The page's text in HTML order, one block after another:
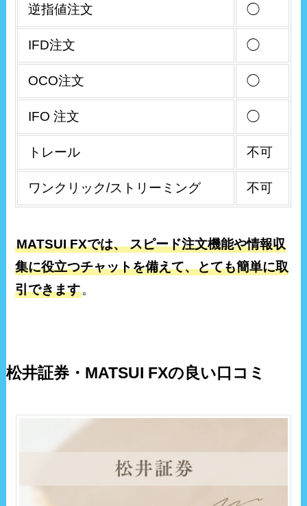
逆指値注文 ◯
IFD注文 ◯
OCO注文 ◯
IFO 注文 ◯
トレール 不可
ワンクリック/ストリーミング 不可
MATSUI FXでは、 スピード注文機能や情報収
集に役立つチャットを備えて、とても簡単に取
引できます。
松井証券・MATSUI FXの良い口コミ